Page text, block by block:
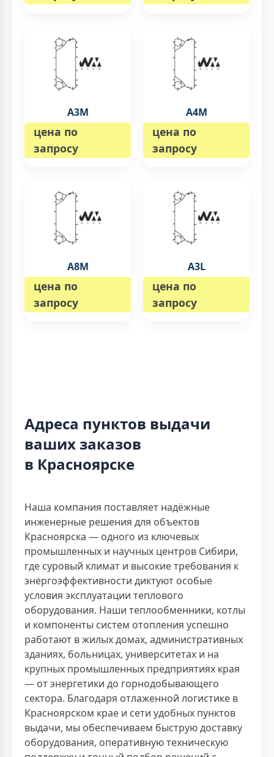
A3M
цена по
запросу
A4M
цена по
запросу
A8M
цена по
запросу
A3L
цена по
запросу
Адреса пунктов выдачи
ваших заказов
в Красноярске
Наша компания поставляет надёжные
инженерные решения для объектов
Красноярска — одного из ключевых
промышленных и научных центров Сибири,
где суровый климат и высокие требования к
энергоэффективности диктуют особые
условия эксплуатации теплового
оборудования. Наши теплообменники, котлы
и компоненты систем отопления успешно
работают в жилых домах, административных
зданиях, больницах, университетах и на
крупных промышленных предприятиях края
— от энергетики до горнодобывающего
сектора. Благодаря отлаженной логистике в
Красноярском крае и сети удобных пунктов
выдачи, мы обеспечиваем быструю доставку
оборудования, оперативную техническую